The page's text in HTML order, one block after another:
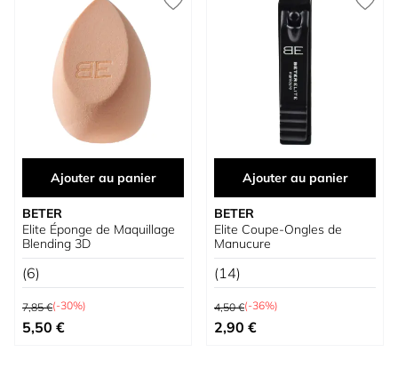
Ajouter au panier
BETER
Elite Éponge de Maquillage
Blending 3D
(6)
Prix normal
7,85 €(-30%)
Prix spécial
5,50 €
Ajouter au panier
BETER
Elite Coupe-Ongles de
Manucure
(14)
Prix normal
4,50 €(-36%)
Prix spécial
2,90 €